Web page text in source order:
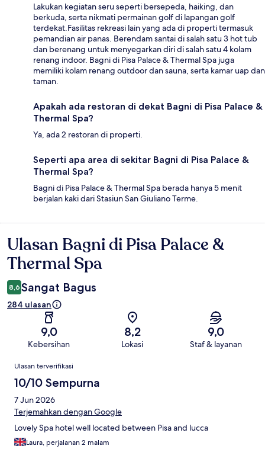
Lakukan kegiatan seru seperti bersepeda, haiking, dan
berkuda, serta nikmati permainan golf di lapangan golf
terdekat.Fasilitas rekreasi lain yang ada di properti termasuk
pemandian air panas. Berendam santai di salah satu 3 hot tub
dan berenang untuk menyegarkan diri di salah satu 4 kolam
renang indoor. Bagni di Pisa Palace & Thermal Spa juga
memiliki kolam renang outdoor dan sauna, serta kamar uap dan
taman.
Apakah ada restoran di dekat Bagni di Pisa Palace &
Thermal Spa?
Ya, ada 2 restoran di properti.
Seperti apa area di sekitar Bagni di Pisa Palace &
Thermal Spa?
Bagni di Pisa Palace & Thermal Spa berada hanya 5 menit
berjalan kaki dari Stasiun San Giuliano Terme.
Ulasan
Ulasan Bagni di Pisa Palace &
Thermal Spa
8,6 Sangat Bagus
284 ulasan
9,0
Kebersihan
8,2
Lokasi
9,0
Staf & layanan
Ulasan
Ulasan terverifikasi
10/10 Sempurna
7 Jun 2026
Terjemahkan dengan Google
Lovely Spa hotel well located between Pisa and lucca
Laura, perjalanan 2 malam